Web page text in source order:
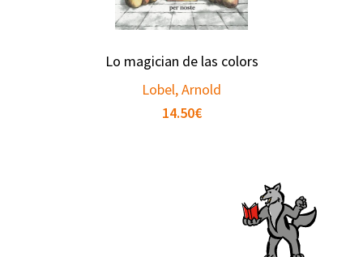
Lo magician de las colors
Lobel, Arnold
14.50€